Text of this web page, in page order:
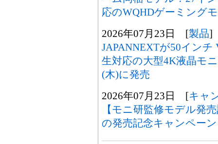
応のWQHDゲーミング
2026年07月23日 [製品]
JAPANNEXTが50イン
生対応の大型4K液晶モ
(木)に発売
2026年07月23日 [キャ
【モニ研監修モデル発
の発売記念キャンペー